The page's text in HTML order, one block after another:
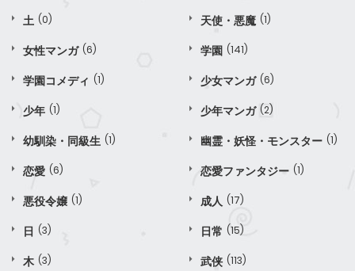
土 (0) 天使・悪魔 (1)
女性マンガ (6) 学園 (141)
学園コメディ (1) 少女マンガ (6)
少年 (1) 少年マンガ (2)
幼馴染・同級生 (1) 幽霊・妖怪・モンスター (1)
恋愛 (6) 恋愛ファンタジー (1)
悪役令嬢 (1) 成人 (17)
日 (3) 日常 (15)
木 (3) 武侠 (113)